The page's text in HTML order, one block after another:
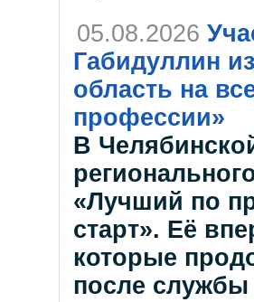
05.08.2026
Габидуллин
область на
профессии»
В
«Лучший по
старт». Её
которые
после службы